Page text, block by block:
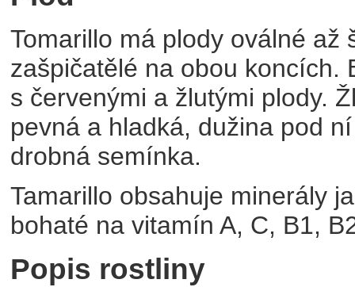
Tomarillo má plody oválné až
zašpičatělé na obou koncích.
s červenými a žlutými plody.
pevná a hladká, dužina pod
drobná semínka.
Tamarillo obsahuje minerály
bohaté na vitamín A, C, B1,
Popis rostliny